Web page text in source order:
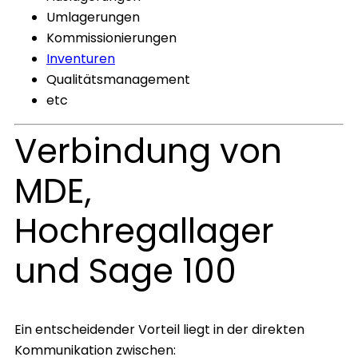
Umlagerungen
Kommissionierungen
Inventuren
Qualitätsmanagement
etc
Verbindung von
MDE,
Hochregallager
und Sage 100
Ein entscheidender Vorteil liegt in der direkten
Kommunikation zwischen: